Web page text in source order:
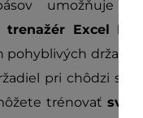
umožňuje
Excel Run
pohyblivých
pri chôdzi
trénovať